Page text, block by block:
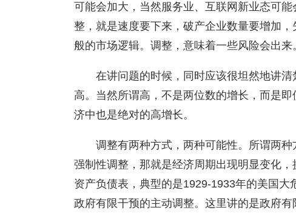
可能会加大，当然服务业、互联网新业态可
整，就是速度要下来，破产企业数量要增加
般的市场逻辑。调整，意味着一些风险会出来
在讲问题的时候，同时应该很坦然地讲
高。当然所谓高，不是两位数的增长，而是
济中也是绝对的高增长。
调整有两种方式，两种可能性。所谓两
强制性调整，那就是经济周期出现明显变化
资产负债表，典型的是1929-1933年的美国
政府有限干预的主动调整。这里讲的是政府